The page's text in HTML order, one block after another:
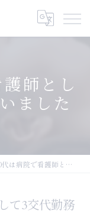
師とし
ました
で看護師として3交代勤務をしていました
て3交代勤務